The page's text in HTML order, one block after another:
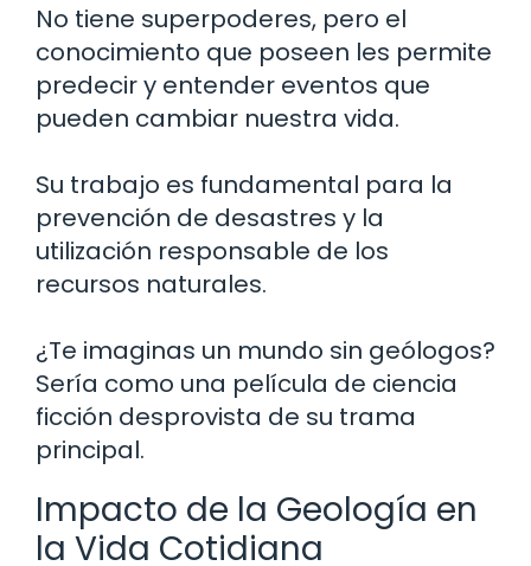
No tiene superpoderes, pero el
conocimiento que poseen les permite
predecir y entender eventos que
pueden cambiar nuestra vida.
Su trabajo es fundamental para la
prevención de desastres y la
utilización responsable de los
recursos naturales.
¿Te imaginas un mundo sin geólogos?
Sería como una película de ciencia
ficción desprovista de su trama
principal.
Impacto de la Geología en
la Vida Cotidiana